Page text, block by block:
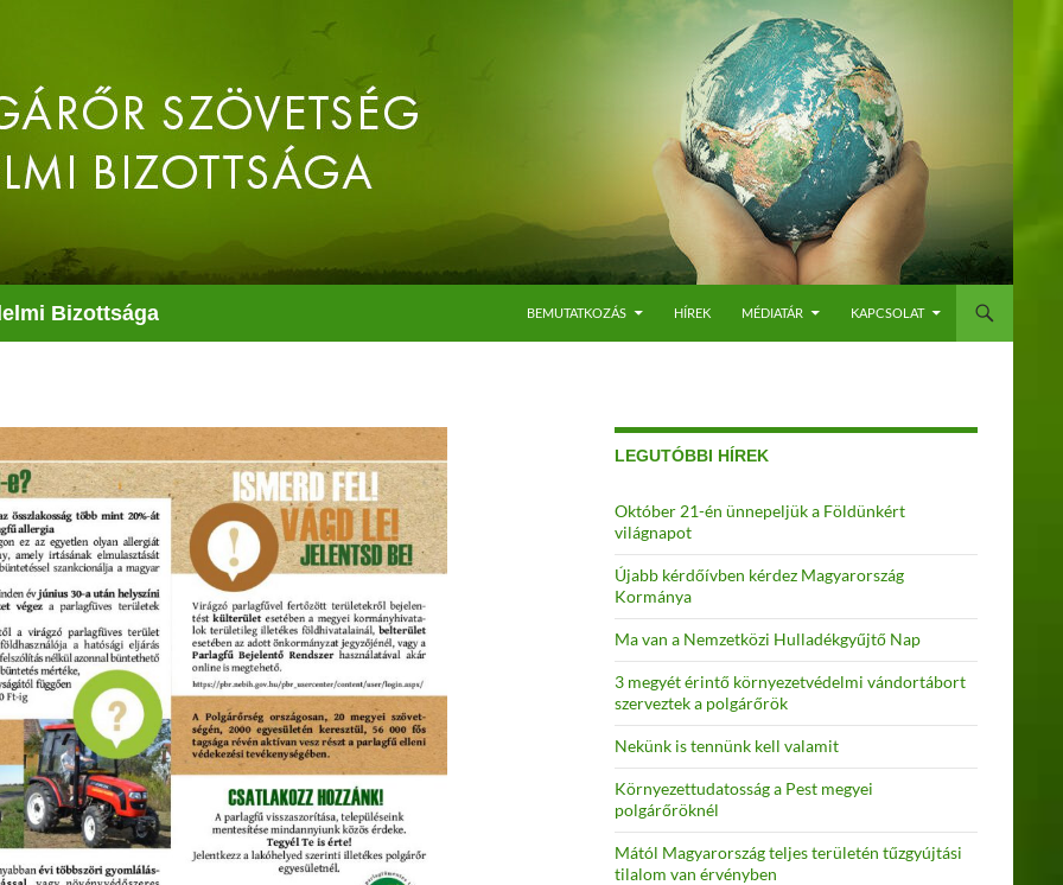
Bizottsága BEMUTATKOZÁS HÍREK MÉDIATÁR KAPCSOLAT
LEGUTÓBBI HÍREK
Október 21-én ünnepeljük a Földünkért
világnapot
Újabb kérdőívben kérdez Magyarország
Kormánya
Ma van a Nemzetközi Hulladékgyűjtő Nap
3 megyét érintő környezetvédelmi vándortábort
szerveztek a polgárőrök
Nekünk is tennünk kell valamit
Környezettudatosság a Pest megyei
polgárőröknél
Mától Magyarország teljes területén tűzgyújtási
tilalom van érvényben